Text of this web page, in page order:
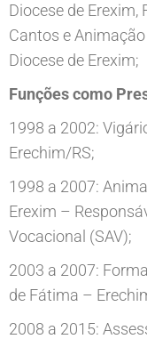
Diocese de Erexim,
Cantos e
Diocese de Erexim;
Funções como
1998 a 2002:
Erechim/RS;
1998 a 2007:
Erexim –
Vocacional (SAV);
2003 a 2007:
de Fátima –
2008 a 2015: